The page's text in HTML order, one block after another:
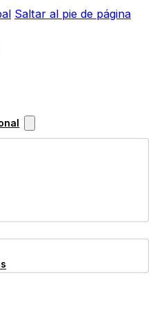
Saltar al pie de página